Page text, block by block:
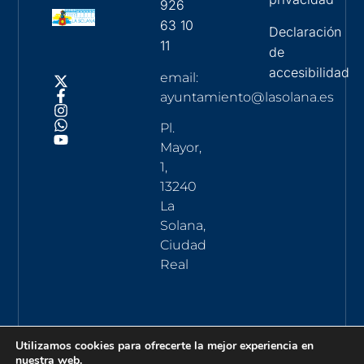
926
63 10
11
email:
ayuntamiento@lasolana.es
Pl.
Mayor,
1,
13240
La
Solana,
Ciudad
Real
Declaración
de
accesibilidad
Utilizamos cookies para ofrecerte la mejor experiencia en
nuestra web.